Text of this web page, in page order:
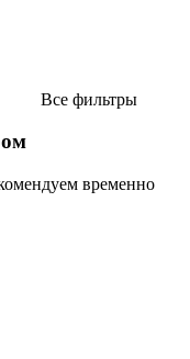
Все фильтры
временно